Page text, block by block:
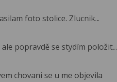
foto stolice. Zlucnik...
popravdě se stydím položit...
chovani se u me objevila